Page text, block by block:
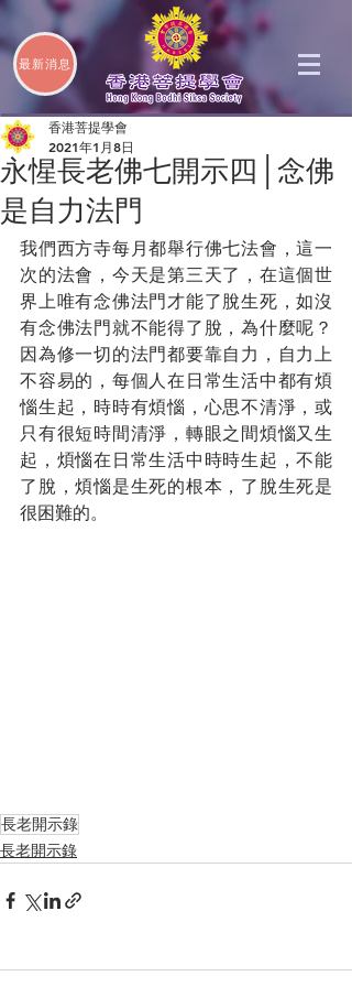
最新消息
永惺長老佛七開示四│念佛
是自力法門
香港菩提學會
2021年1月8日
我們西方寺每月都舉行佛七法會，這一
次的法會，今天是第三天了，在這個世
界上唯有念佛法門才能了脫生死，如沒
有念佛法門就不能得了脫，為什麼呢？
因為修一切的法門都要靠自力，自力上
不容易的，每個人在日常生活中都有煩
惱生起，時時有煩惱，心思不清淨，或
只有很短時間清淨，轉眼之間煩惱又生
起，煩惱在日常生活中時時生起，不能
了脫，煩惱是生死的根本，了脫生死是
很困難的。
長老開示錄
長老開示錄